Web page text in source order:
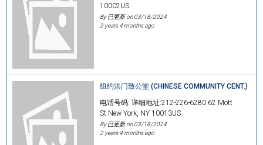
10002US
By 已更新 on03/18/2024
2 years 4 months ago
纽约洪门致公堂 (CHINESE COMMUNITY CENT.)
电话号码: 详细地址:212-226-6280 62 Mott
St.New York, NY 10013US
By 已更新 on03/18/2024
2 years 4 months ago